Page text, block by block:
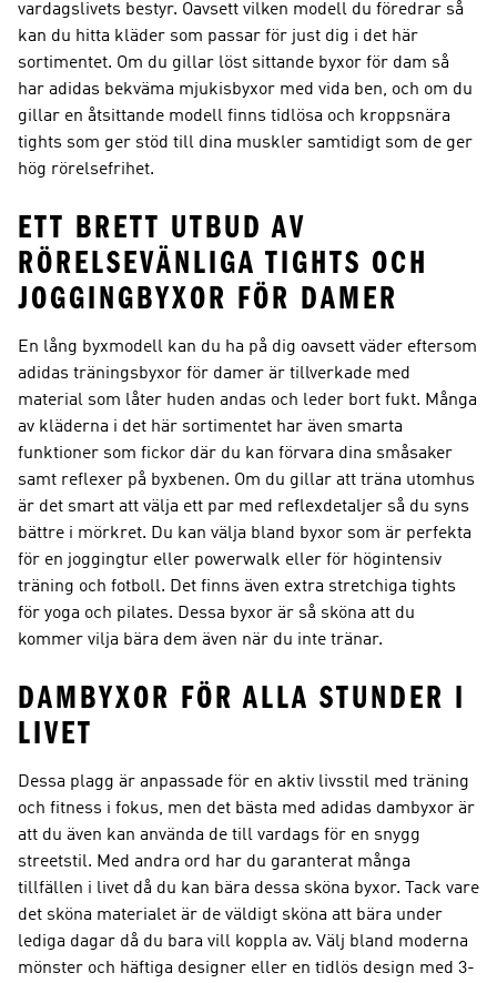
vardagslivets bestyr. Oavsett vilken modell du föredrar så
kan du hitta kläder som passar för just dig i det här
sortimentet. Om du gillar löst sittande byxor för dam så
har adidas bekväma mjukisbyxor med vida ben, och om du
gillar en åtsittande modell finns tidlösa och kroppsnära
tights som ger stöd till dina muskler samtidigt som de ger
hög rörelsefrihet.
ETT BRETT UTBUD AV
RÖRELSEVÄNLIGA TIGHTS OCH
JOGGINGBYXOR FÖR DAMER
En lång byxmodell kan du ha på dig oavsett väder eftersom
adidas träningsbyxor för damer är tillverkade med
material som låter huden andas och leder bort fukt. Många
av kläderna i det här sortimentet har även smarta
funktioner som fickor där du kan förvara dina småsaker
samt reflexer på byxbenen. Om du gillar att träna utomhus
är det smart att välja ett par med reflexdetaljer så du syns
bättre i mörkret. Du kan välja bland byxor som är perfekta
för en joggingtur eller powerwalk eller för högintensiv
träning och fotboll. Det finns även extra stretchiga tights
för yoga och pilates. Dessa byxor är så sköna att du
kommer vilja bära dem även när du inte tränar.
DAMBYXOR FÖR ALLA STUNDER I
LIVET
Dessa plagg är anpassade för en aktiv livsstil med träning
och fitness i fokus, men det bästa med adidas dambyxor är
att du även kan använda de till vardags för en snygg
streetstil. Med andra ord har du garanterat många
tillfällen i livet då du kan bära dessa sköna byxor. Tack vare
det sköna materialet är de väldigt sköna att bära under
lediga dagar då du bara vill koppla av. Välj bland moderna
mönster och häftiga designer eller en tidlös design med 3-